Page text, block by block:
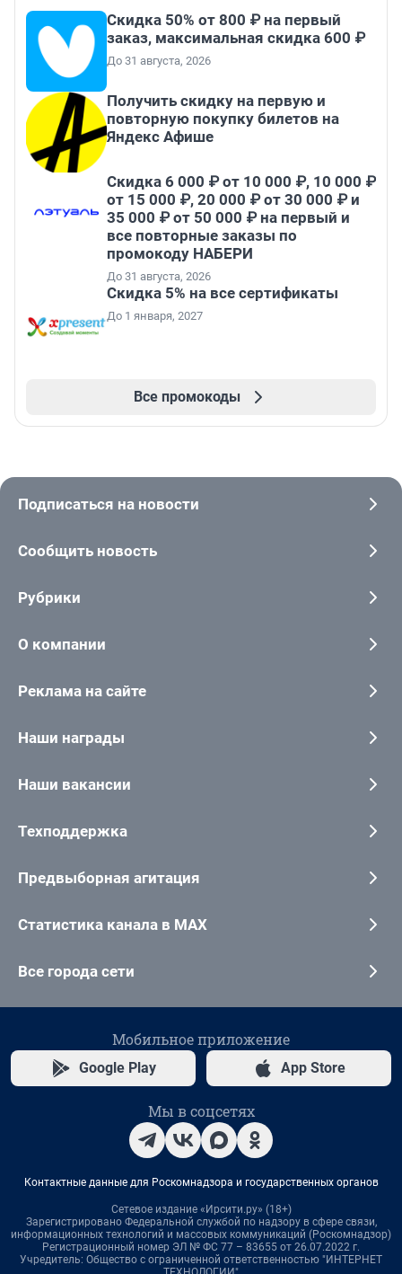
Скидка 50% от 800 ₽ на первый
заказ, максимальная скидка 600 ₽
До 31 августа, 2026
Получить скидку на первую и
повторную покупку билетов на
Яндекс Афише
Скидка 6 000 ₽ от 10 000 ₽, 10 000 ₽
от 15 000 ₽, 20 000 ₽ от 30 000 ₽ и
35 000 ₽ от 50 000 ₽ на первый и
все повторные заказы по
промокоду НАБЕРИ
До 31 августа, 2026
Скидка 5% на все сертификаты
До 1 января, 2027
Все промокоды
Подписаться на новости
Сообщить новость
Рубрики
О компании
Реклама на сайте
Наши награды
Наши вакансии
Техподдержка
Предвыборная агитация
Статистика канала в MAX
Все города сети
Мобильное приложение
Google Play App Store
Мы в соцсетях
Контактные данные для Роскомнадзора и государственных органов
Сетевое издание «Ирсити.ру» (18+)
Зарегистрировано Федеральной службой по надзору в сфере связи,
информационных технологий и массовых коммуникаций (Роскомнадзор)
Регистрационный номер ЭЛ № ФС 77 – 83655 от 26.07.2022 г.
Учредитель: Общество с ограниченной ответственностью "ИНТЕРНЕТ